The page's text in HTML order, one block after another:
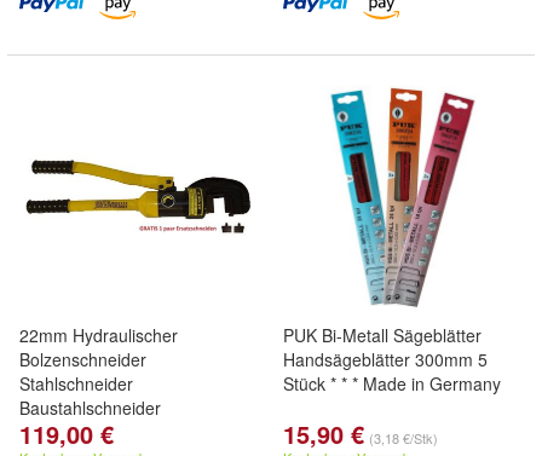
22mm Hydraulischer
Bolzenschneider
Stahlschneider
Baustahlschneider
119,00 €
PUK Bi-Metall Sägeblätter
Handsägeblätter 300mm 5
Stück * * * Made in Germany
15,90 € (3,18 €/Stk)